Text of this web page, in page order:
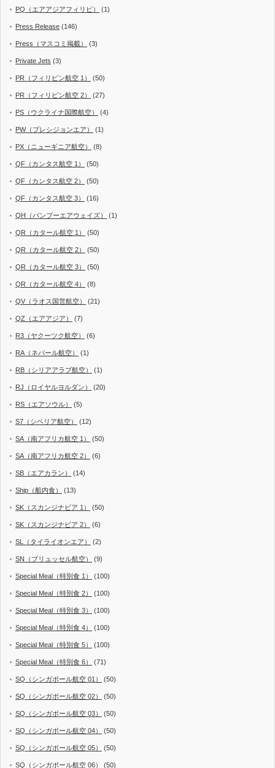
PQ（エアアジアフィリピ） (1)
Press Release (146)
Press（マスコミ掲載） (3)
Private Jets (3)
PR（フィリピン航空 1） (50)
PR（フィリピン航空 2） (27)
PS（ウクライナ国際航空） (4)
PW（プレシジョンエア） (1)
PX（ニューギニア航空） (8)
QF（カンタス航空 1） (50)
QF（カンタス航空 2） (50)
QF（カンタス航空 3） (16)
QH（バンブーエアウェイズ） (1)
QR（カタール航空 1） (50)
QR（カタール航空 2） (50)
QR（カタール航空 3） (50)
QR（カタール航空 4） (8)
QV（ラオス国営航空） (21)
QZ（エアアジア） (7)
R3（ヤクーツク航空） (6)
RA（ネパール航空） (1)
RB（シリアアラブ航空） (1)
RJ（ロイヤルヨルダン） (20)
RS（エアソウル） (5)
S7（シベリア航空） (12)
SA（南アフリカ航空 1） (50)
SA（南アフリカ航空 2） (6)
SB（エアカラン） (14)
Ship（船内食） (13)
SK（スカンジナビア 1） (50)
SK（スカンジナビア 2） (6)
SL（タイライオンエア） (2)
SN（ブリュッセル航空） (9)
Special Meal（特別食 1） (100)
Special Meal（特別食 2） (100)
Special Meal（特別食 3） (100)
Special Meal（特別食 4） (100)
Special Meal（特別食 5） (100)
Special Meal（特別食 6） (71)
SQ（シンガポール航空 01） (50)
SQ（シンガポール航空 02） (50)
SQ（シンガポール航空 03） (50)
SQ（シンガポール航空 04） (50)
SQ（シンガポール航空 05） (50)
SQ（シンガポール航空 06） (50)